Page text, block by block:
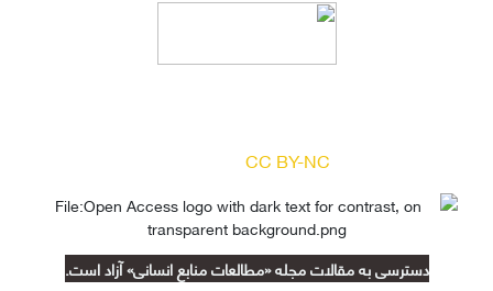
CC BY-NC
دسترسی به مقالات مجله «مطالعات منابع انسانی» آزاد است.